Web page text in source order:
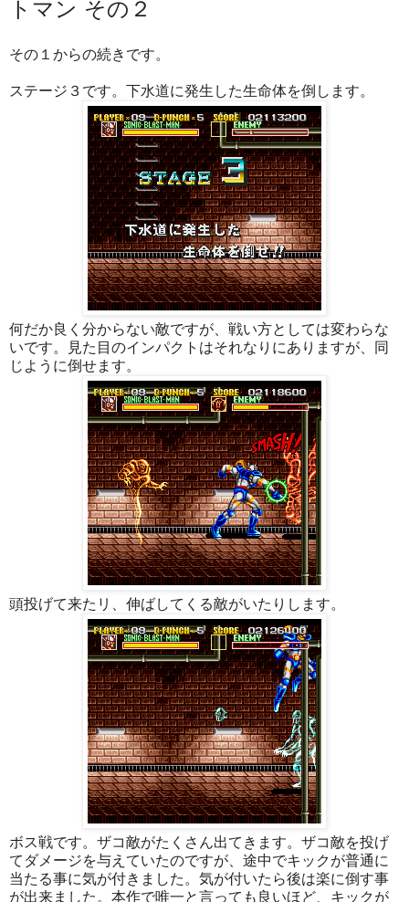
トマン その２
その１からの続きです。
ステージ３です。下水道に発生した生命体を倒します。
何だか良く分からない敵ですが、戦い方としては変わらな
いです。見た目のインパクトはそれなりにありますが、同
じように倒せます。
頭投げて来たリ、伸ばしてくる敵がいたりします。
ボス戦です。ザコ敵がたくさん出てきます。ザコ敵を投げ
てダメージを与えていたのですが、途中でキックが普通に
当たる事に気が付きました。気が付いたら後は楽に倒す事
が出来ました。本作で唯一と言っても良いほど、キックが